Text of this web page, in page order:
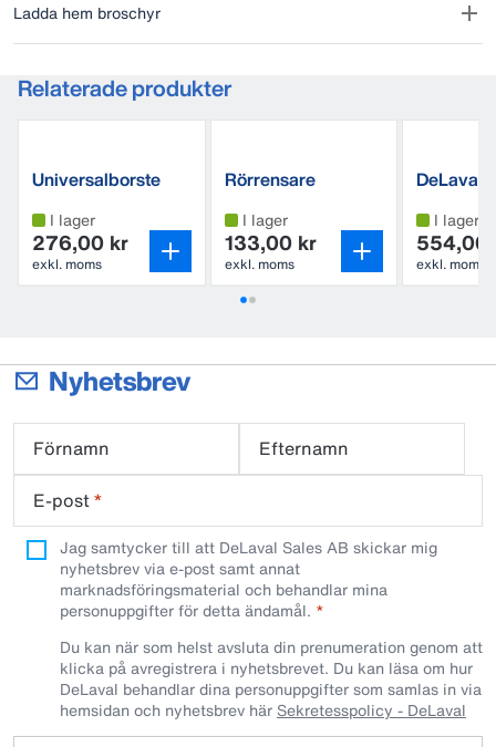
Ladda hem broschyr
Relaterade produkter
Universalborste
I lager
276,00 kr
exkl. moms
Rörrensare
I lager
133,00 kr
exkl. moms
DeLaval
I lager
554,00
exkl. moms
Nyhetsbrev
Förnamn
Efternamn
E-post*
Jag samtycker till att DeLaval Sales AB skickar mig
nyhetsbrev via e-post samt annat
marknadsföringsmaterial och behandlar mina
personuppgifter för detta ändamål.
Du kan när som helst avsluta din prenumeration genom att
klicka på avregistrera i nyhetsbrevet. Du kan läsa om hur
DeLaval behandlar dina personuppgifter som samlas in via
hemsidan och nyhetsbrev här Sekretesspolicy - DeLaval